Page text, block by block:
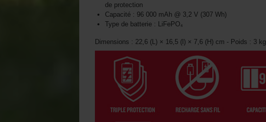
de protection
Capacité : 96 000 mAh @ 3,2 V (307 Wh)
Type de batterie : LiFePO₄
Dimensions : 22,6 (L) × 16,5 (l) × 7,6 (H) cm - Poids : 3 kg